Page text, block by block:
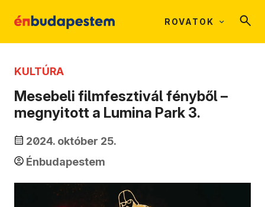
ROVATOK
KULTÚRA
Mesebeli filmfesztivál fényből –
megnyitott a Lumina Park 3.
2024. október 25.
Énbudapestem